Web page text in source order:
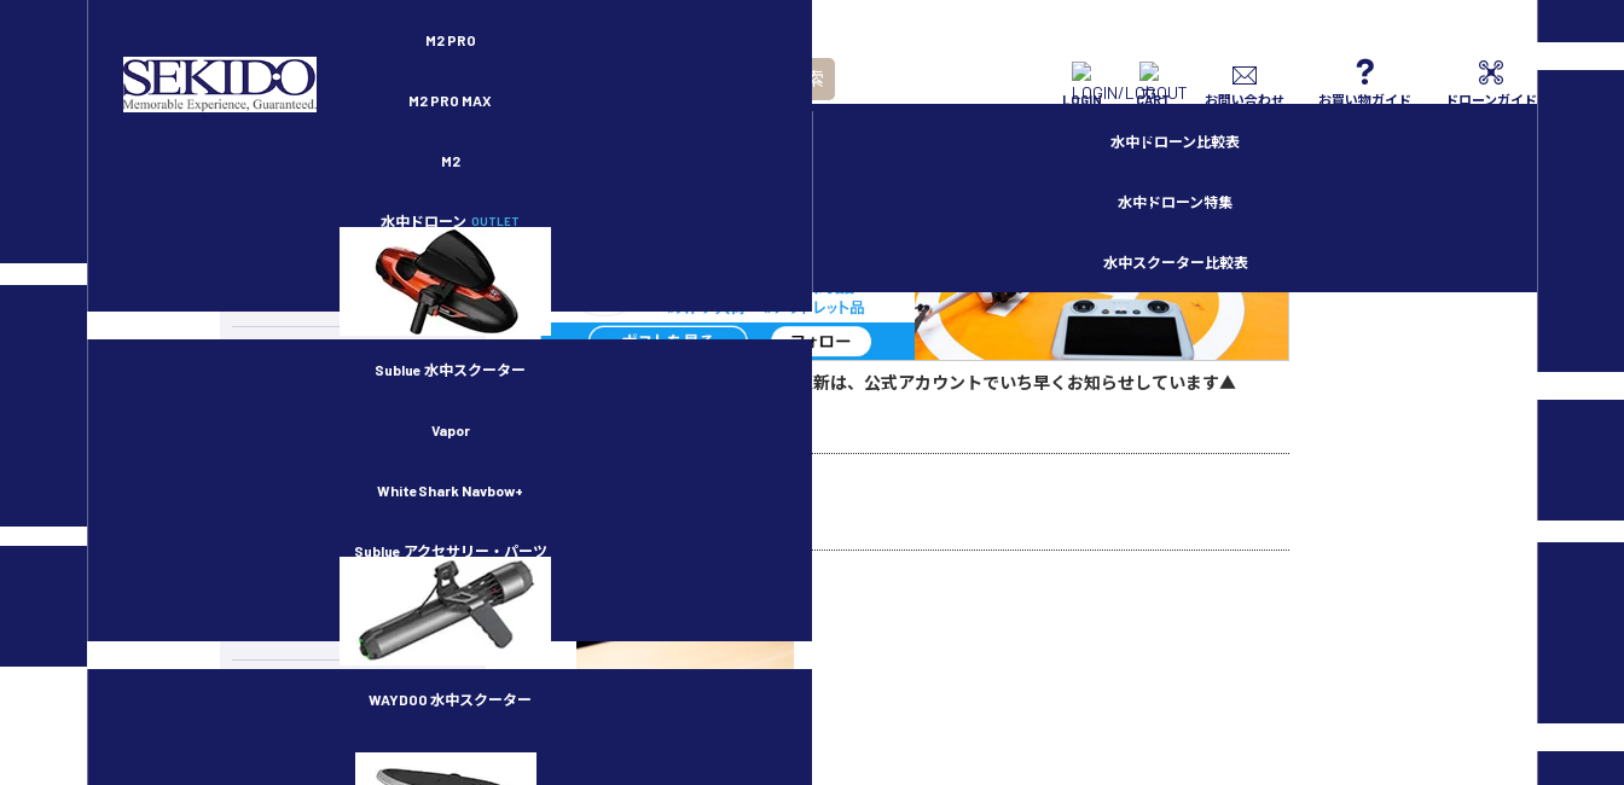
検索
LOGIN CART お問い合わせ お買い物ガイド ドローンガイド
M2 PRO
M2 PRO MAX
M2
水中ドローン OUTLET
Sublue 水中スクーター
Vapor
WhiteShark Navbow+
Sublue アクセサリー・パーツ
WAYDOO 水中スクーター
水中ドローン比較表
水中ドローン特集
水中スクーター比較表
スペシャルコンテンツ
▲スペシャルコンテンツの更新は、公式アカウントでいち早くお知らせしています▲